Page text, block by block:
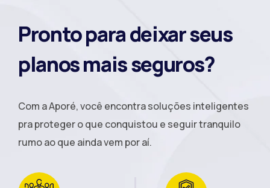
Pronto para deixar seus
planos mais seguros?
Com a Aporé, você encontra soluções inteligentes
pra proteger o que conquistou e seguir tranquilo
rumo ao que ainda vem por aí.